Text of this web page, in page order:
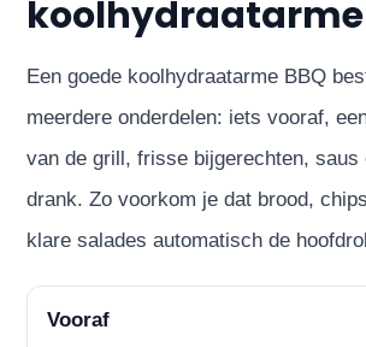
koolhydraatarme
Een goede koolhydraatarme BBQ
meerdere onderdelen: iets vooraf,
van de grill, frisse bijgerechten, saus
drank. Zo voorkom je dat brood,
klare salades automatisch de
Vooraf